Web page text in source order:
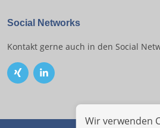
Wir verwenden
Social Networks
Kontakt gerne auch in den Social